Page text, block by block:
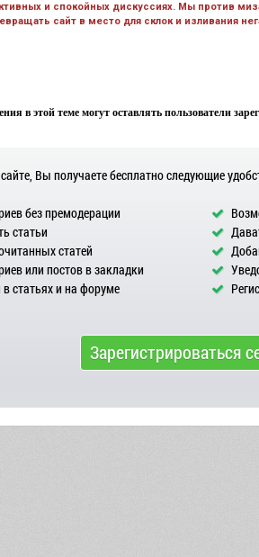
и спокойных дискуссиях. Мы против
сайт в место для склок и изливания
в этой теме могут оставлять пользователи
Вы получаете бесплатно следующие
без премодерации
статьи
статей
или постов в закладки
статьях и на форуме
Зарегистрироваться